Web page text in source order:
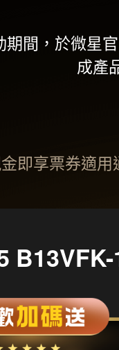
間，於微星
成產
即享票券適